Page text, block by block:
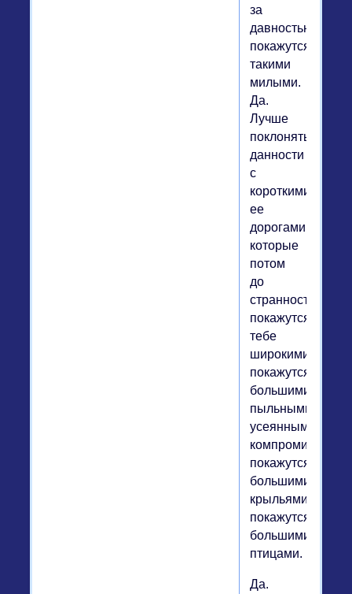
за
давностью,
покажутся
такими
милыми.
Да.
Лучше
поклоняться
данности
с
короткими
ее
дорогами,
которые
потом
до
странности
покажутся
тебе
широкими,
покажутся
большими,
пыльными,
усеянными
компромиссами,
покажутся
большими
крыльями,
покажутся
большими
птицами.
Да.